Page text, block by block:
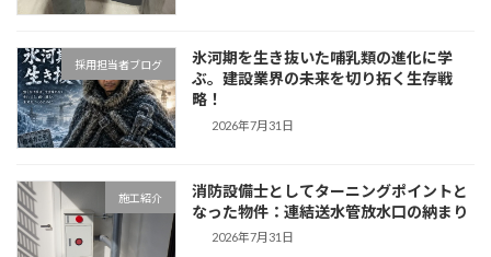
採用担当者ブログ
氷河期を生き抜いた哺乳類の進化に学
ぶ。建設業界の未来を切り拓く生存戦
略！
2026年7月31日
施工紹介
消防設備士としてターニングポイントと
なった物件：連結送水管放水口の納まり
2026年7月31日